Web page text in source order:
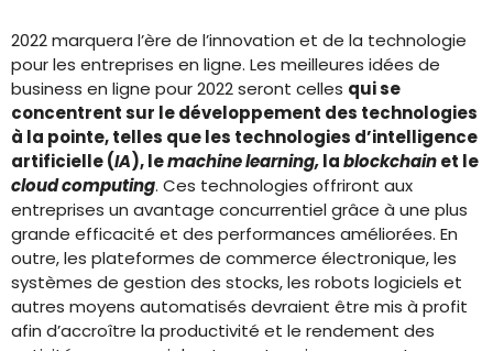
2022 marquera l’ère de l’innovation et de la technologie
pour les entreprises en ligne. Les meilleures idées de
business en ligne pour 2022 seront celles qui se
concentrent sur le développement des technologies
à la pointe, telles que les technologies d’intelligence
artificielle (IA), lemachine learning,lablockchainet le
cloud computing. Ces technologies offriront aux
entreprises un avantage concurrentiel grâce à une plus
grande efficacité et des performances améliorées. En
outre, les plateformes de commerce électronique, les
systèmes de gestion des stocks, les robots logiciels et
autres moyens automatisés devraient être mis à profit
afin d’accroître la productivité et le rendement des